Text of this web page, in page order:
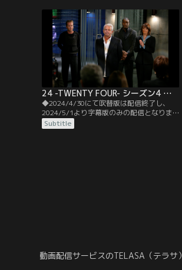
スが奪われる。CTUではトルコのテロリス
トが事件に関わっているとみて捜査を続け
ていた。
24 -TWENTY FOUR- シーズン4 第06話／字幕
◆2024/4/30にて吹替版は配信終了し、
2024/5/1より字幕版のみの配信となりま
す。予めご了承ください。◆字幕／第06話
12：00 P.M.-1：00 P.M.／テロリストグル
Subtitle
動画配信サービスのTELASA（テラサ）